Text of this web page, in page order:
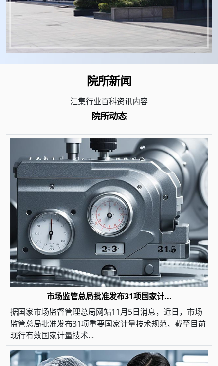
院所新闻
汇集行业百科资讯内容
院所动态
市场监管总局批准发布31项国家计...
据国家市场监督管理总局网站11月5日消息，近日，市场
监管总局批准发布31项重要国家计量技术规范，截至目前
现行有效国家计量技术...